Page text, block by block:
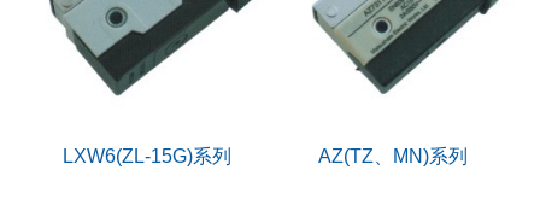
LXW6(ZL-15G)系列 AZ(TZ、MN)系列